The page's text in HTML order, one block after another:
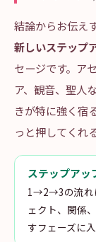
結論からお伝えす
新しいステップ
セージです。ア
ア、観音、聖人
きが特に強く宿
っと押してくれ
ステップアッ
1→2→3の流れ
ェクト、関係
すフェーズに